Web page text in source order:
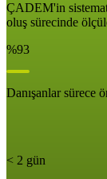
ÇADEM'in
oluş sürecinde
%93
Danışanlar sürece
< 2 gün